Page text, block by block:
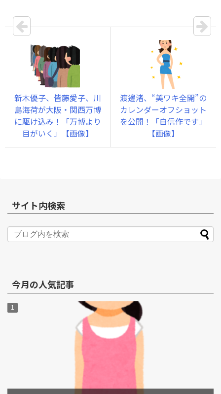
新木優子、皆藤愛子、川
島海荷が大阪・関西万博
に駆け込み！「万博より
目がいく」【画像】
渡邊渚、“美ワキ全開”の
カレンダーオフショット
を公開！「自信作です」
【画像】
サイト内検索
今月の人気記事